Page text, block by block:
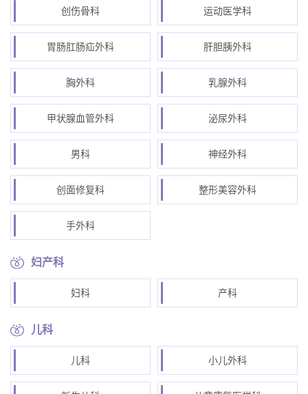
创伤骨科 运动医学科
胃肠肛肠疝外科 肝胆胰外科
胸外科 乳腺外科
甲状腺血管外科 泌尿外科
男科 神经外科
创面修复科 整形美容外科
手外科
妇产科
妇科 产科
儿科
儿科 小儿外科